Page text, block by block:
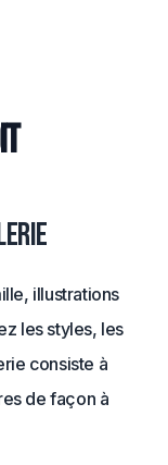
illustrations
les styles, les
consiste à
de façon à